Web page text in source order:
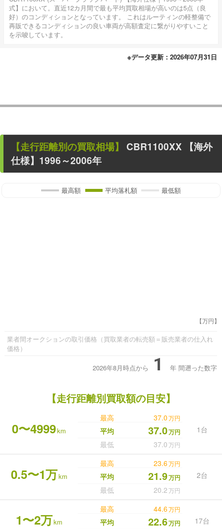
式】において。直近12カ月間で最も平均買取相場が高いのは5点（良
好）のコンディションとなっています。 これはルーティンの軽整備で
再販できるコンディションの良い車両が高額査定に繋がりやすいこと
を示唆しています。
※データ更新：2026年07月31日
【走行距離別の買取相場】 CBR1100XX
【海外
仕様】1996～2006年
最高額 平均落札額 最低額
【万円】
業者間オークションの取引価格（買取業者の転売額＝販売業者の仕入れ
価格）
2026年8月時点から 1 年 間遡った数字
【走行距離別買取額の目安】
0〜4999km
最高 37.0万円
1台
平均 37.0万円
最低 37.0万円
0.5〜1万km
最高 23.6万円
2台
平均 21.9万円
最低 20.2万円
1〜2万km
最高 44.6万円
17台
平均 22.6万円